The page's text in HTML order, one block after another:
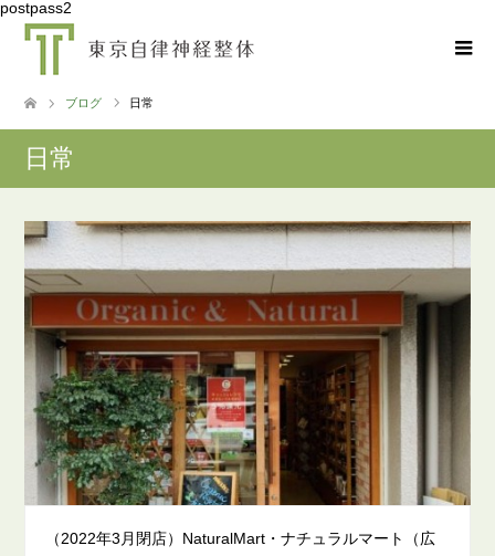
postpass2
ブログ 日常
日常
（2022年3月閉店）NaturalMart・ナチュラルマート（広